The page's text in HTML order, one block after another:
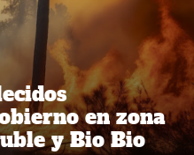
en zona
y Bio Bio